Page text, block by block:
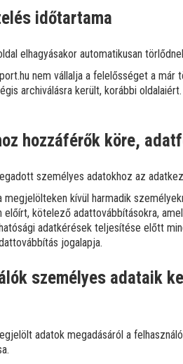
időtartama
elhagyásakor automatikusan
nem vállalja a felelősséget a
archiválásra került, korábbi
hozzáférők köre,
személyes adatokhoz az
kívül harmadik
kötelező adattovábbításokra,
adatkérések teljesítése előtt
jogalapja.
személyes adataik
adatok megadásáról a